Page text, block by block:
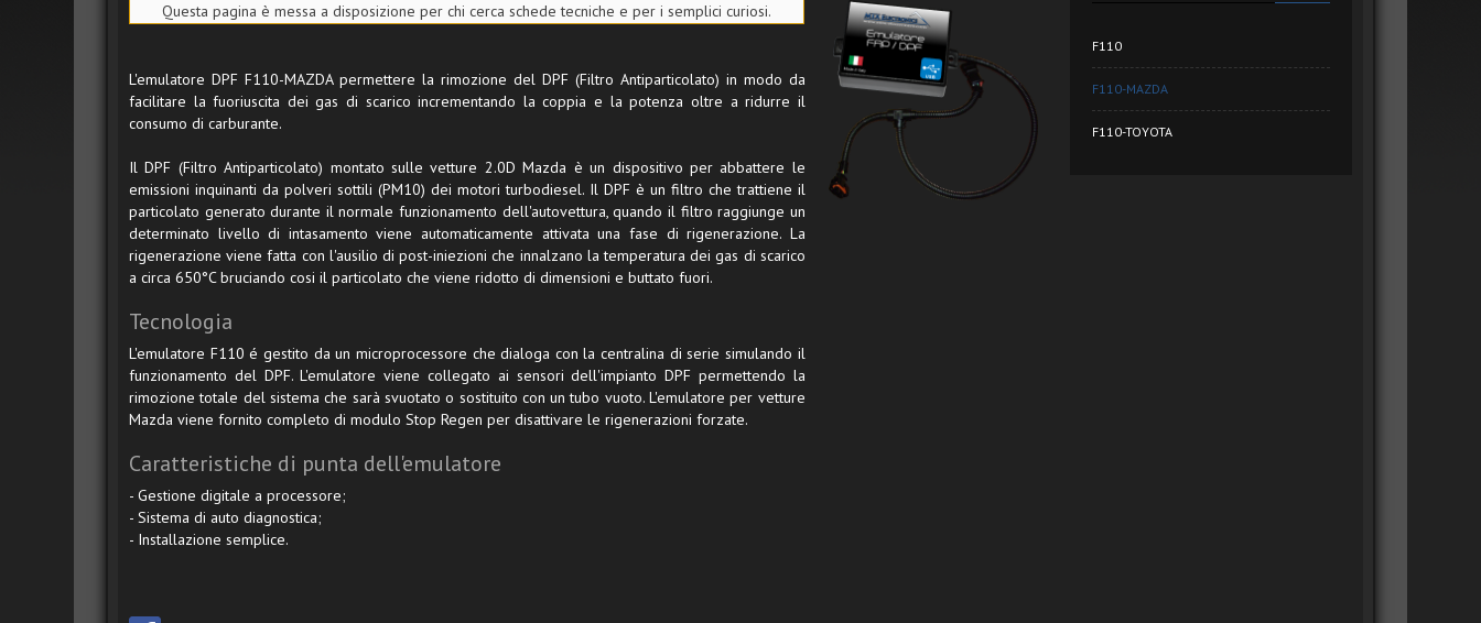
Questa pagina è messa a disposizione per chi cerca schede tecniche e per i semplici curiosi.
L'emulatore DPF F110-MAZDA permettere la rimozione del DPF (Filtro Antiparticolato) in modo da
facilitare la fuoriuscita dei gas di scarico incrementando la coppia e la potenza oltre a ridurre il
consumo di carburante.
Il DPF (Filtro Antiparticolato) montato sulle vetture 2.0D Mazda è un dispositivo per abbattere le
emissioni inquinanti da polveri sottili (PM10) dei motori turbodiesel. Il DPF è un filtro che trattiene il
particolato generato durante il normale funzionamento dell'autovettura, quando il filtro raggiunge un
determinato livello di intasamento viene automaticamente attivata una fase di rigenerazione. La
rigenerazione viene fatta con l'ausilio di post-iniezioni che innalzano la temperatura dei gas di scarico
a circa 650°C bruciando cosi il particolato che viene ridotto di dimensioni e buttato fuori.
Tecnologia
L'emulatore F110 é gestito da un microprocessore che dialoga con la centralina di serie simulando il
funzionamento del DPF. L'emulatore viene collegato ai sensori dell'impianto DPF permettendo la
rimozione totale del sistema che sarà svuotato o sostituito con un tubo vuoto. L'emulatore per vetture
Mazda viene fornito completo di modulo Stop Regen per disattivare le rigenerazioni forzate.
Caratteristiche di punta dell'emulatore
- Gestione digitale a processore;
- Sistema di auto diagnostica;
- Installazione semplice.
F110
F110-MAZDA
F110-TOYOTA